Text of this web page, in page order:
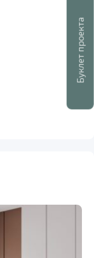
Буклет проекта